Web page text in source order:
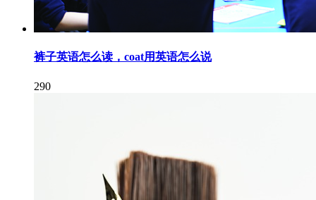
裤子英语怎么读，coat用英语怎么说
290